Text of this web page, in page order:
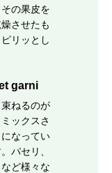
の果皮を
させたも
リッとし
garni
ねるのが
ックスさ
なってい
パセリ、
ど様々な